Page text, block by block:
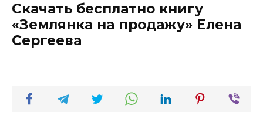
Скачать бесплатно книгу
«Землянка на продажу» Елена
Сергеева